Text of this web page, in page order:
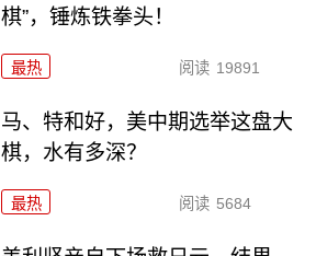
棋”，锤炼铁拳头！
最热 阅读 19891
马、特和好，美中期选举这盘大
棋，水有多深？
最热 阅读 5684